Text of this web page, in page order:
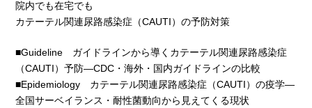
院内でも在宅でも
カテーテル関連尿路感染症（CAUTI）の予防対策
■Guideline ガイドラインから導くカテーテル関連尿路感染症
（CAUTI）予防―CDC・海外・国内ガイドラインの比較
■Epidemiology カテーテル関連尿路感染症（CAUTI）の疫学―
全国サーベイランス・耐性菌動向から見えてくる現状